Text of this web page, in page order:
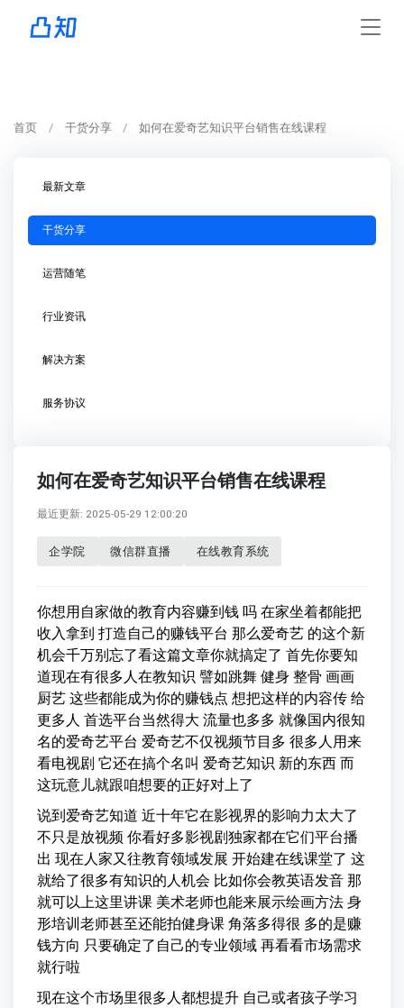
首页 干货分享 如何在爱奇艺知识平台销售在线课程
最新文章
干货分享
运营随笔
行业资讯
解决方案
服务协议
如何在爱奇艺知识平台销售在线课程
最近更新: 2025-05-29 12:00:20
企学院 微信群直播 在线教育系统
你想用自家做的教育内容赚到钱 吗 在家坐着都能把
收入拿到 打造自己的赚钱平台 那么爱奇艺 的这个新
机会千万别忘了看这篇文章你就搞定了 首先你要知
道现在有很多人在教知识 譬如跳舞 健身 整骨 画画
厨艺 这些都能成为你的赚钱点 想把这样的内容传 给
更多人 首选平台当然得大 流量也多多 就像国内很知
名的爱奇艺平台 爱奇艺不仅视频节目多 很多人用来
看电视剧 它还在搞个名叫 爱奇艺知识 新的东西 而
这玩意儿就跟咱想要的正好对上了
说到爱奇艺知道 近十年它在影视界的影响力太大了
不只是放视频 你看好多影视剧独家都在它们平台播
出 现在人家又往教育领域发展 开始建在线课堂了 这
就给了很多有知识的人机会 比如你会教英语发音 那
就可以上这里讲课 美术老师也能来展示绘画方法 身
形培训老师甚至还能拍健身课 角落多得很 多的是赚
钱方向 只要确定了自己的专业领域 再看看市场需求
就行啦
现在这个市场里很多人都想提升 自己或者孩子学习